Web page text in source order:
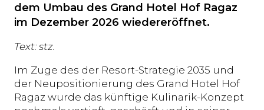
dem Umbau des Grand Hotel Hof Ragaz
im Dezember 2026 wiedereröffnet.
Text: stz.
Im Zuge des der Resort-Strategie 2035 und
der Neupositionierung des Grand Hotel Hof
Ragaz wurde das künftige Kulinarik-Konzept